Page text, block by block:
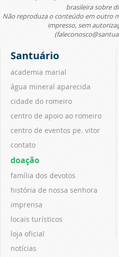
brasileira sobre
Não reproduza o conteúdo em outro
impresso, sem
Santuário
academia marial
água mineral aparecida
cidade do romeiro
centro de apoio ao romeiro
centro de eventos pe. vitor
contato
doação
família dos devotos
história de nossa senhora
imprensa
locais turísticos
loja oficial
notícias